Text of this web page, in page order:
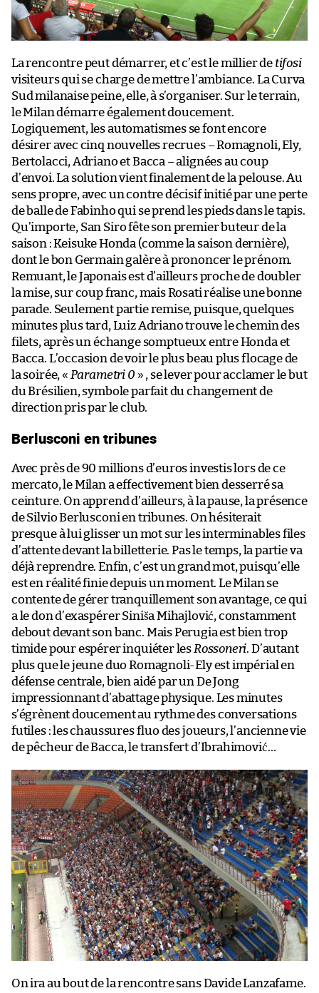
La rencontre peut démarrer, et c’est le millier detifosi
visiteurs qui se charge de mettre l’ambiance. La Curva
Sud milanaise peine, elle, à s’organiser. Sur le terrain,
le Milan démarre également doucement.
Logiquement, les automatismes se font encore
désirer avec cinq nouvelles recrues – Romagnoli, Ely,
Bertolacci, Adriano et Bacca – alignées au coup
d’envoi. La solution vient finalement de la pelouse. Au
sens propre, avec un contre décisif initié par une perte
de balle de Fabinho qui se prend les pieds dans le tapis.
Qu’importe, San Siro fête son premier buteur de la
saison : Keisuke Honda (comme la saison dernière),
dont le bon Germain galère à prononcer le prénom.
Remuant, le Japonais est d’ailleurs proche de doubler
la mise, sur coup franc, mais Rosati réalise une bonne
parade. Seulement partie remise, puisque, quelques
minutes plus tard, Luiz Adriano trouve le chemin des
filets, après un échange somptueux entre Honda et
Bacca. L’occasion de voir le plus beau plus flocage de
la soirée, « Parametri 0 » , se lever pour acclamer le but
du Brésilien, symbole parfait du changement de
direction pris par le club.
Berlusconi en tribunes
Avec près de 90 millions d’euros investis lors de ce
mercato, le Milan a effectivement bien desserré sa
ceinture. On apprend d’ailleurs, à la pause, la présence
de Silvio Berlusconi en tribunes. On hésiterait
presque à lui glisser un mot sur les interminables files
d’attente devant la billetterie. Pas le temps, la partie va
déjà reprendre. Enfin, c’est un grand mot, puisqu’elle
est en réalité finie depuis un moment. Le Milan se
contente de gérer tranquillement son avantage, ce qui
a le don d’exaspérer Siniša Mihajlović, constamment
debout devant son banc. Mais Perugia est bien trop
timide pour espérer inquiéter les Rossoneri. D’autant
plus que le jeune duo Romagnoli-Ely est impérial en
défense centrale, bien aidé par un De Jong
impressionnant d’abattage physique. Les minutes
s’égrènent doucement au rythme des conversations
futiles : les chaussures fluo des joueurs, l’ancienne vie
de pêcheur de Bacca, le transfert d’Ibrahimović…
On ira au bout de la rencontre sans Davide Lanzafame.